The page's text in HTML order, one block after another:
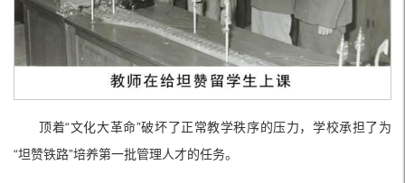
顶着“文化大革命”破坏了正常教学秩序的压力，学校承担了为
“坦赞铁路”培养第一批管理人才的任务。